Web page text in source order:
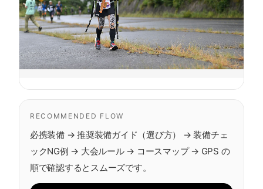
RECOMMENDED FLOW
必携装備 → 推奨装備ガイド（選び方） → 装備チェ
ックNG例 → 大会ルール → コースマップ → GPS の
順で確認するとスムーズです。